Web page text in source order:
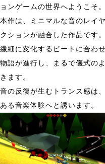
ョンゲームの世界へようこそ。
本作は、ミニマルな音のレイ
クションが融合した作品です。
繊細に変化するビートに合わ
物語が進行し、まるで儀式の
きます。
音の反復が生むトランス感は
ある音楽体験へと誘います。